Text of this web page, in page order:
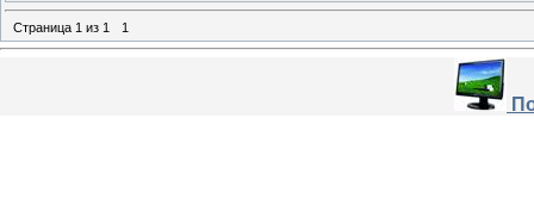
Страница 1 из 1 1